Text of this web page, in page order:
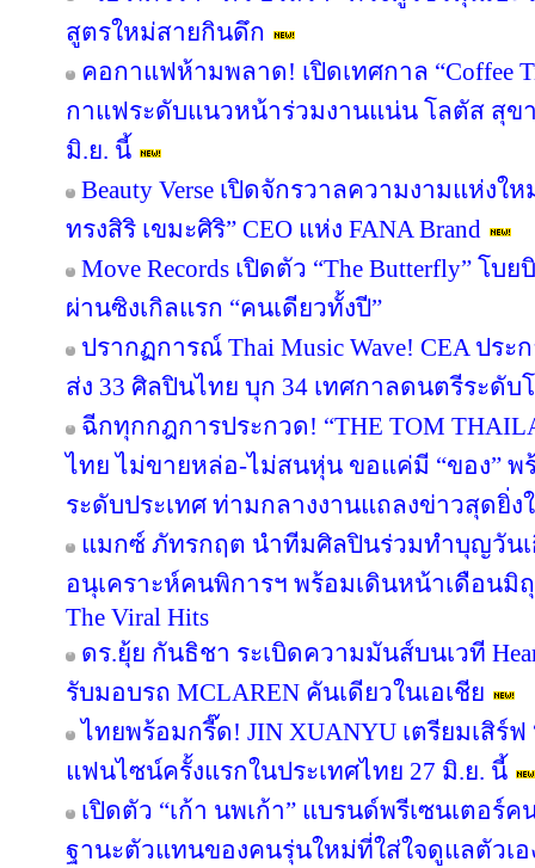
สูตรใหม่สายกินดึก
คอกาแฟห้ามพลาด! เปิดเทศกาล “Coffee
กาแฟระดับแนวหน้าร่วมงานแน่น โลตัส สุข
มิ.ย. นี้
Beauty Verse เปิดจักรวาลความงามแห่ง
ทรงสิริ เขมะศิริ” CEO แห่ง FANA Brand
Move Records เปิดตัว “The Butterfly” โ
ผ่านซิงเกิลแรก “คนเดียวทั้งปี”
ปรากฏการณ์ Thai Music Wave! CEA ประก
ส่ง 33 ศิลปินไทย บุก 34 เทศกาลดนตรีระดับ
ฉีกทุกกฎการประกวด! “THE TOM
ไทย ไม่ขายหล่อ-ไม่สนหุ่น ขอแค่มี “ของ”
ระดับประเทศ ท่ามกลางงานแถลงข่าวสุดยิ่ง
แมกซ์ ภัทรกฤต นำทีมศิลปินร่วมทำบุญวันเ
อนุเคราะห์คนพิการฯ พร้อมเดินหน้าเดือนมิ
The Viral Hits
ดร.ยุ้ย กันธิชา ระเบิดความมันส์บนเวที
รับมอบรถ MCLAREN คันเดียวในเอเชีย
ไทยพร้อมกรี๊ด! JIN XUANYU เตรียมเสิร์ฟ
แฟนไซน์ครั้งแรกในประเทศไทย 27 มิ.ย. นี้
เปิดตัว “เก้า นพเก้า” แบรนด์พรีเซนเตอร์
ฐานะตัวแทนของคนรุ่นใหม่ที่ใส่ใจดูแลตัวเอง